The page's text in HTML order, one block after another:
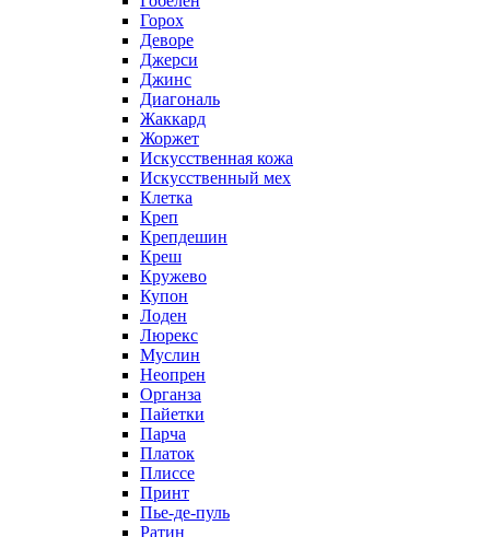
Горох
Деворе
Джерси
Джинс
Диагональ
Жаккард
Жоржет
Искусственная кожа
Искусственный мех
Клетка
Креп
Крепдешин
Креш
Кружево
Купон
Лоден
Люрекс
Муслин
Неопрен
Органза
Пайетки
Парча
Платок
Плиссе
Принт
Пье-де-пуль
Ратин